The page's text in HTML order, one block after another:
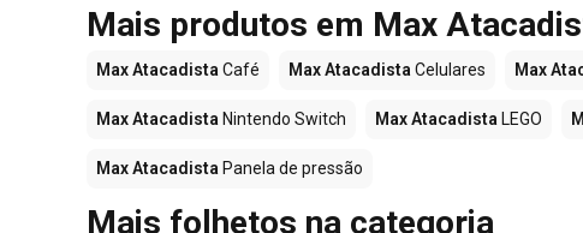
Mais produtos em Max
Max Atacadista Café Max Atacadista Celulares Max
Max Atacadista Nintendo Switch Max Atacadista LEGO
Max Atacadista Panela de pressão
Mais folhetos na categoria